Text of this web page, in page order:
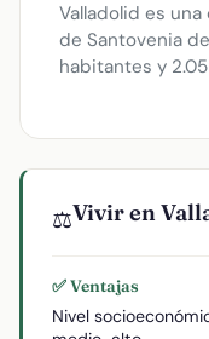
Valladolid es
de Santovenia
habitantes y
⚖️Vivir en
✅ Ventajas
Nivel